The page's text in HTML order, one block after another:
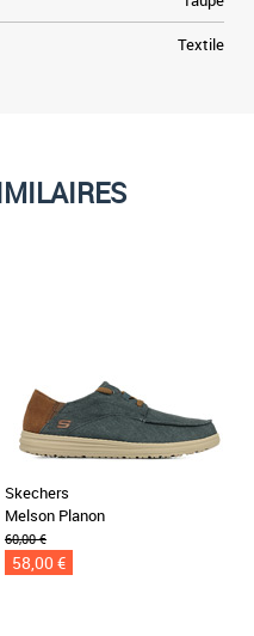
Textile
Skechers
Melson Planon
60,00 €
58,00 €